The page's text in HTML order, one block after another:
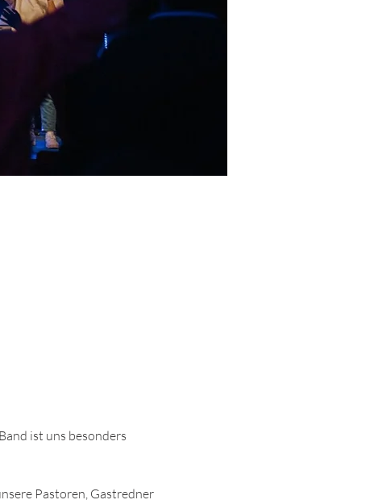
ist uns besonders
Pastoren, Gastredner